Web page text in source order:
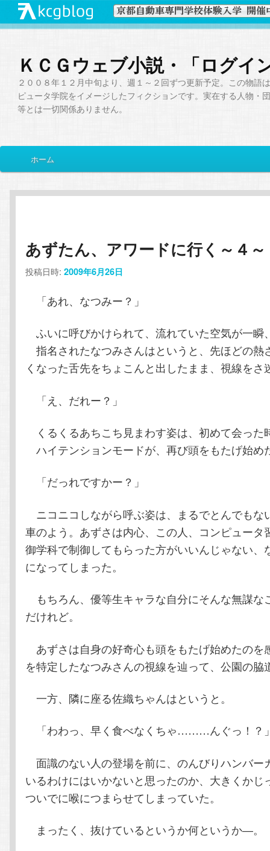
ＫＣＧウェブ小説・「ログイ
２００８年１２月中旬より、週１～２回ずつ更新予定。この物語
ピュータ学院をイメージしたフィクションです。実在する人物・
等とは一切関係ありません。
イ
メ
イ
コ
ン
ン
ツ
へ
移
動
サ
ブ
ン
テ
ツ
へ
移
動
ホーム
あずたん、アワードに行く～４～
投稿日時:2009年6月26日
「あれ、なつみー？」
ふいに呼びかけられて、流れていた空気が一瞬
指名されたなつみさんはというと、先ほどの熱
くなった舌先をちょこんと出したまま、視線をさ
「え、だれー？」
くるくるあちこち見まわす姿は、初めて会った
ハイテンションモードが、再び頭をもたげ始め
「だっれですかー？」
ニコニコしながら呼ぶ姿は、まるでとんでもな
車のよう。あずさは内心、この人、コンピュータ
御学科で制御してもらった方がいいんじゃない、
になってしまった。
もちろん、優等生キャラな自分にそんな無謀な
だけれど。
あずさは自身の好奇心も頭をもたげ始めたのを
を特定したなつみさんの視線を辿って、公園の脇
一方、隣に座る佐織ちゃんはというと。
「わわっ、早く食べなくちゃ………んぐっ！？
面識のない人の登場を前に、のんびりハンバー
いるわけにはいかないと思ったのか、大きくかじ
ついでに喉につまらせてしまっていた。
まったく、抜けているというか何というか―。